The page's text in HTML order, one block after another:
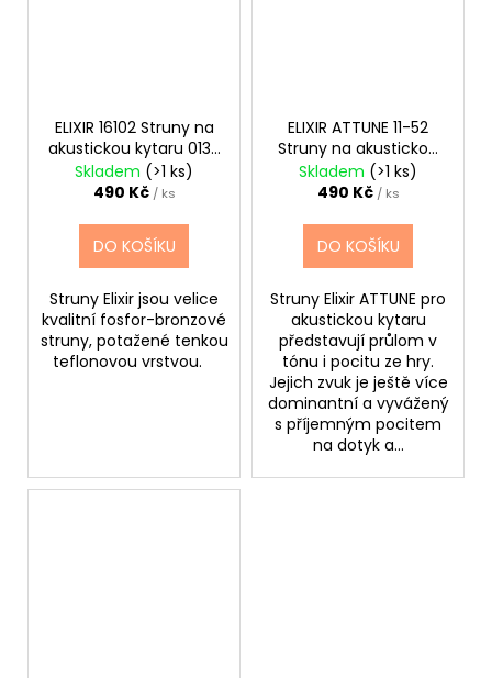
ELIXIR 16102 Struny na
akustickou kytaru 013-
056
Skladem (>1 ks)
490 Kč / ks
DO KOŠÍKU
Struny Elixir jsou velice
kvalitní fosfor-bronzové
struny, potažené tenkou
teflonovou vrstvou.
ELIXIR ATTUNE 11-52
Struny na akustickou
kytaru
Skladem (>1 ks)
490 Kč / ks
DO KOŠÍKU
Struny Elixir ATTUNE pro
akustickou kytaru
představují průlom v
tónu i pocitu ze hry.
Jejich zvuk je ještě více
dominantní a vyvážený
s příjemným pocitem
na dotyk a...